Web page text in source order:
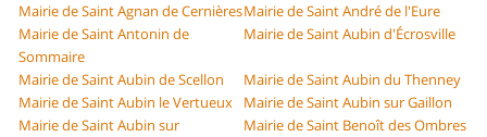
Mairie de Saint Agnan de CernièresMairie de Saint André de l'Eure
Mairie de Saint Antonin de
Sommaire
Mairie de Saint Aubin d'Écrosville
Mairie de Saint Aubin de Scellon
Mairie de Saint Aubin du Thenney
Mairie de Saint Aubin le Vertueux
Mairie de Saint Aubin sur Gaillon
Mairie de Saint Aubin sur
Mairie de Saint Benoît des Ombres